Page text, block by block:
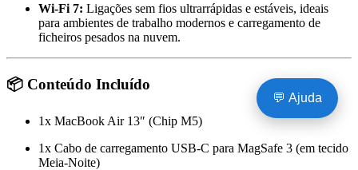
Wi-Fi 7: Ligações sem fios ultrarrápidas e estáveis, ideais
para ambientes de trabalho modernos e carregamento de
ficheiros pesados na nuvem.
📦 Conteúdo Incluído
1x MacBook Air 13″ (Chip M5)
1x Cabo de carregamento USB-C para MagSafe 3 (em tecido
Meia-Noite)
💬 Ajuda